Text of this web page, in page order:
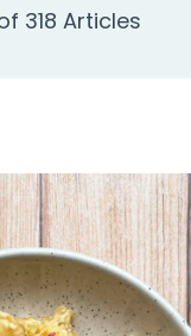
318 Articles